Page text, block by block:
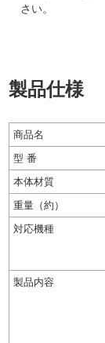
さい。
製品仕様
商品名
型 番
本体材質
重量（約）
対応機種
製品内容